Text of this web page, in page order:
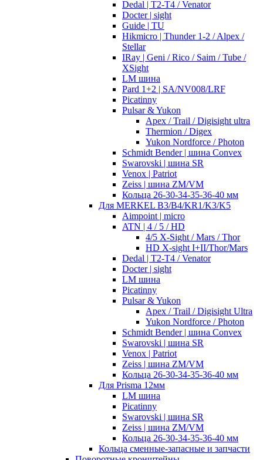
Dedal | T2-T4 / Venator
Docter | sight
Guide | TU
Hikmicro | Thunder 1-2 / Alpex /
Stellar
IRay | Geni / Rico / Saim / Tube /
XSight
LM шина
Pard 1+2 | SA/NV008/LRF
Picatinny
Pulsar & Yukon
Apex / Trail / Digisight ultra
Thermion / Digex
Yukon Nordforce / Photon
Schmidt Bender | шина Convex
Swarovski | шина SR
Venox | Patriot
Zeiss | шина ZM/VM
Кольца 26-30-34-35-36-40 мм
Для MERKEL B3/B4/KR1/K3/K5
Aimpoint | micro
ATN | 4 / 5 / HD
4/5 X-Sight / Mars / Thor
HD X-sight I+II/Thor/Mars
Dedal | T2-T4 / Venator
Docter | sight
LM шина
Picatinny
Pulsar & Yukon
Apex / Trail / Digisight Ultra
Yukon Nordforce / Photon
Schmidt Bender | шина Convex
Swarovski | шина SR
Venox | Patriot
Zeiss | шина ZM/VM
Кольца 26-30-34-35-36-40 мм
Для Prisma 12мм
LM шина
Picatinny
Swarovski | шина SR
Zeiss | шина ZM/VM
Кольца 26-30-34-35-36-40 мм
Кольца сменные-запасные и запчасти